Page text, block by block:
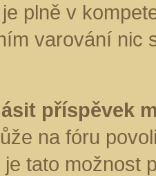
plně v
varování nic
příspěvek
na fóru
je tato možnost